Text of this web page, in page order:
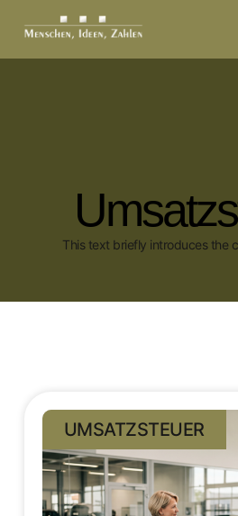
This text briefly introduces the
UMSATZSTEUER